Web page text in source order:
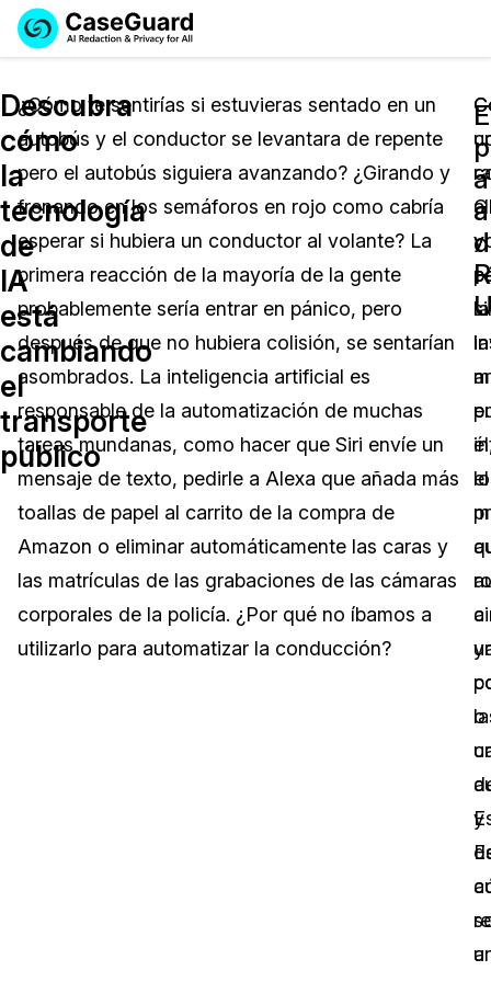
Licencia de CaseGuard Studio
Precios de Redacción a Pedido
Soluciones
Redacción de vídeos
Redacción de documentos
Redacción de audio
Redacción en Bulto
Redacción de imágenes
Transcripción y Traducción
Industrias
Cuerpos Policiales
Transportación
La Atención Médica
Educación
El Gobierno
Sector Jurídico
Servicios Financieros
Precios
Recursos
Preguntas Frecuentes
Artículos
Casos Practicos
Centro de Ayuda
Videoteca
Recomendaciones
Eventos
Demo
English
Español
Descubra
cómo
la
tecnología
de
IA
está
cambiando
el
transporte
público
¿Cómo te sentirías si estuvieras sentado en un
autobús y el conductor se levantara de repente
pero el autobús siguiera avanzando? ¿Girando y
frenando en los semáforos en rojo como cabría
esperar si hubiera un conductor al volante? La
primera reacción de la mayoría de la gente
probablemente sería entrar en pánico, pero
después de que no hubiera colisión, se sentarían
asombrados. La inteligencia artificial es
responsable de la automatización de muchas
tareas mundanas, como hacer que Siri envíe un
mensaje de texto, pedirle a Alexa que añada más
toallas de papel al carrito de la compra de
Amazon o eliminar automáticamente las caras y
las matrículas de las grabaciones de las cámaras
corporales de la policía. ¿Por qué no íbamos a
utilizarlo para automatizar la conducción?
y
la
el
a
o
y
a
al